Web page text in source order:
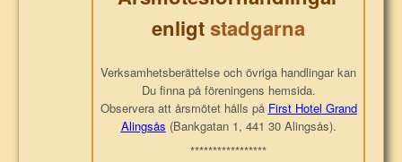
enligtstadgarna
Verksamhetsberättelse och övriga handlingar kan
Du finna på föreningens hemsida.
Observera att årsmötet hålls på First Hotel Grand
Alingsås (Bankgatan 1, 441 30 Alingsås).
*****************